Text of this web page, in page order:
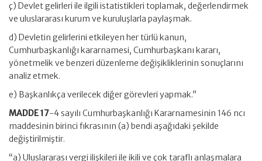
ç) Devlet gelirleri ile ilgili istatistikleri toplamak, değerlendirmek
ve uluslararası kurum ve kuruluşlarla paylaşmak.
d) Devletin gelirlerini etkileyen her türlü kanun,
Cumhurbaşkanlığı kararnamesi, Cumhurbaşkanı kararı,
yönetmelik ve benzeri düzenleme değişikliklerinin sonuçlarını
analiz etmek.
e) Başkanlıkça verilecek diğer görevleri yapmak.”
MADDE 17-4 sayılı Cumhurbaşkanlığı Kararnamesinin 146 ncı
maddesinin birinci fıkrasının (a) bendi aşağıdaki şekilde
değiştirilmiştir.
“a) Uluslararası vergi ilişkileri ile ikili ve çok taraflı anlaşmalara